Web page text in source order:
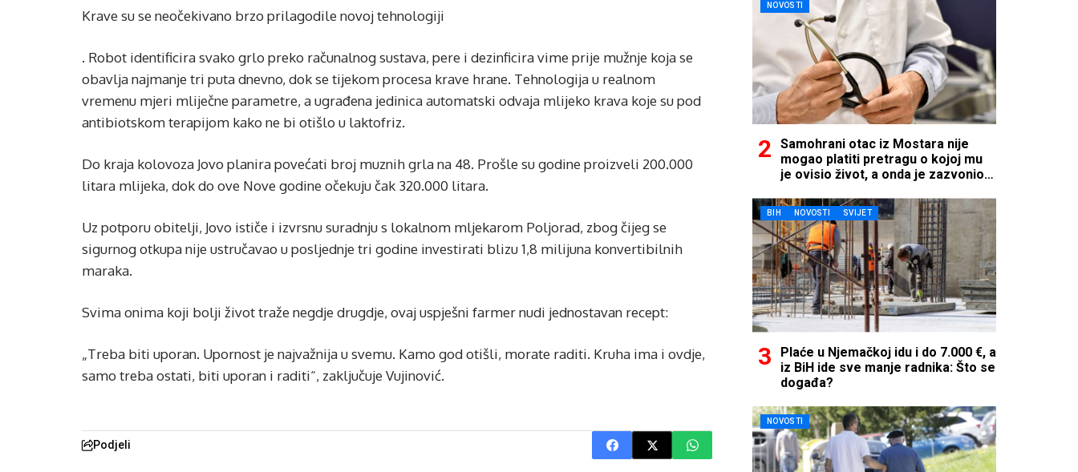
Krave su se neočekivano brzo prilagodile novoj tehnologiji
. Robot identificira svako grlo preko računalnog sustava, pere i dezinficira vime prije mužnje koja se
obavlja najmanje tri puta dnevno, dok se tijekom procesa krave hrane. Tehnologija u realnom
vremenu mjeri mliječne parametre, a ugrađena jedinica automatski odvaja mlijeko krava koje su pod
antibiotskom terapijom kako ne bi otišlo u laktofriz.
Do kraja kolovoza Jovo planira povećati broj muznih grla na 48. Prošle su godine proizveli 200.000
litara mlijeka, dok do ove Nove godine očekuju čak 320.000 litara.
Uz potporu obitelji, Jovo ističe i izvrsnu suradnju s lokalnom mljekarom Poljorad, zbog čijeg se
sigurnog otkupa nije ustručavao u posljednje tri godine investirati blizu 1,8 milijuna konvertibilnih
maraka.
Svima onima koji bolji život traže negdje drugdje, ovaj uspješni farmer nudi jednostavan recept:
„Treba biti uporan. Upornost je najvažnija u svemu. Kamo god otišli, morate raditi. Kruha ima i ovdje,
samo treba ostati, biti uporan i raditi“, zaključuje Vujinović.
Podjeli
NOVOSTI
Samohrani otac iz Mostara nije
mogao platiti pretragu o kojoj mu
je ovisio život, a onda je zazvonio
BIH NOVOSTI SVIJET
Plaće u Njemačkoj idu i do 7.000 €, a
iz BiH ide sve manje radnika: Što se
događa?
NOVOSTI